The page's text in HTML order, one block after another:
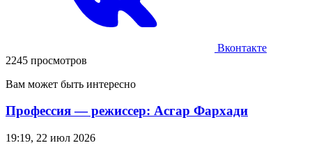
Вконтакте
2245 просмотров
Вам может быть интересно
Профессия — режиссер: Асгар Фархади
19:19, 22 июл 2026